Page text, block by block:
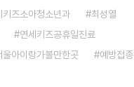
키즈소아청소년과
최성열
연세키즈공휴일진료
울아이랑가볼만한곳
예방접종